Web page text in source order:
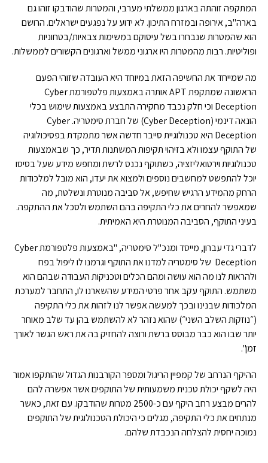
המתקפה זוהתה בארגון ממשלתי מערבי, והמטרות שהודבקו זוהו גם
בארה"ב, אירופה ובמזרח התיכון. לא ידוע על נפגעים ישראלים. הרושם
הוא שהמטרות שנבחרו בשל עיסוקם במשימות צבאיות/בטחוניות
ופוליטיות. רבות מהמטרות היו ארגוני ממשל וארגונים הקשורים לממשלות.
מה שמייחד את החשיפה הזאת במיוחד היא העובדה שזוהי הפעם
הראשונה שמתקפת APT אותרה באמצעות פלטפורמת Cyber
Deception וכי חלק נכבד מחקירה התבצע באמצעות שימוש בכלי
הונאה דינמי (Cyber Deception) של חברת סימטריה. Cyber
Deception היא טכנולוגיית סייבר חדשה אשר מתמקדת בפסיכולוגיה
של התוקף עצמו ולא בזיהוי תקיפות המשתנות תדיר, כך שבאמצעות
טכנולוגיות וירטואליזציה, כשתוקף נכנס לרשת ומחפש מידע שעל בסיסו
יוכל להתפשט למחשבים נוספים ולמצוא את יעדו, הוא מובל למלכודות
הרחק מהמידע הרגיש שחיפש, אל סביבה מנוטרת ונשלטת, מה
שמאפשר להחרים את כלי התקיפה בהם השתמש ולסכל את ההתקפה.
בעיני התוקף, הסביבה המנוטרת היא האמיתית.
לדברי גדי עברון, מייסד ומנכ"ל סימטריה, "באמצעות פלטפורמת Cyber
Deception של סימטריה למדנו את התוקף וגרמנו לו ליפול בפח
ולהראות לנו מה הוא עושה ומהם הכלים וטכניקות העבודה שבהם הוא
משתמש. התוקף עקב אחר פרטי המידע שהשארנו לו, התחבר למערכת
המלכודות שבנינו ובכך למעשה אפשר לנו לזהות את כלי התקיפה
(״נוזקות השלב השני״) שהוא נזהר לא להשתמש בהן עד שלב מאוחר
יותר שבו הוא כבר מבוסס ברשת ורוצה להחזיק בה את ראש הגשר לאורך
זמן".
ההיקף הנרחב של קמפיין הריגול ומספר הקורבנות הגדול שהותקפו אמור
היה לשקף יכולת טכנית משמעותית של התוקפים אשר אפשרה להם
להרים מבצע רחב היקף עם כ-2500 מטרות שהודבקו. עם זאת, כאשר
מנתחים את כלי התקיפה, מגלים כי היכולת הטכנולוגית של התוקפים
נמוכה יחסית להצלחה הנכבדת שלהם.